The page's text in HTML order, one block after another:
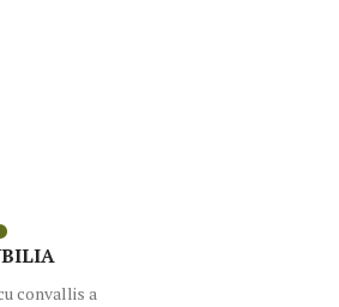
convallis a